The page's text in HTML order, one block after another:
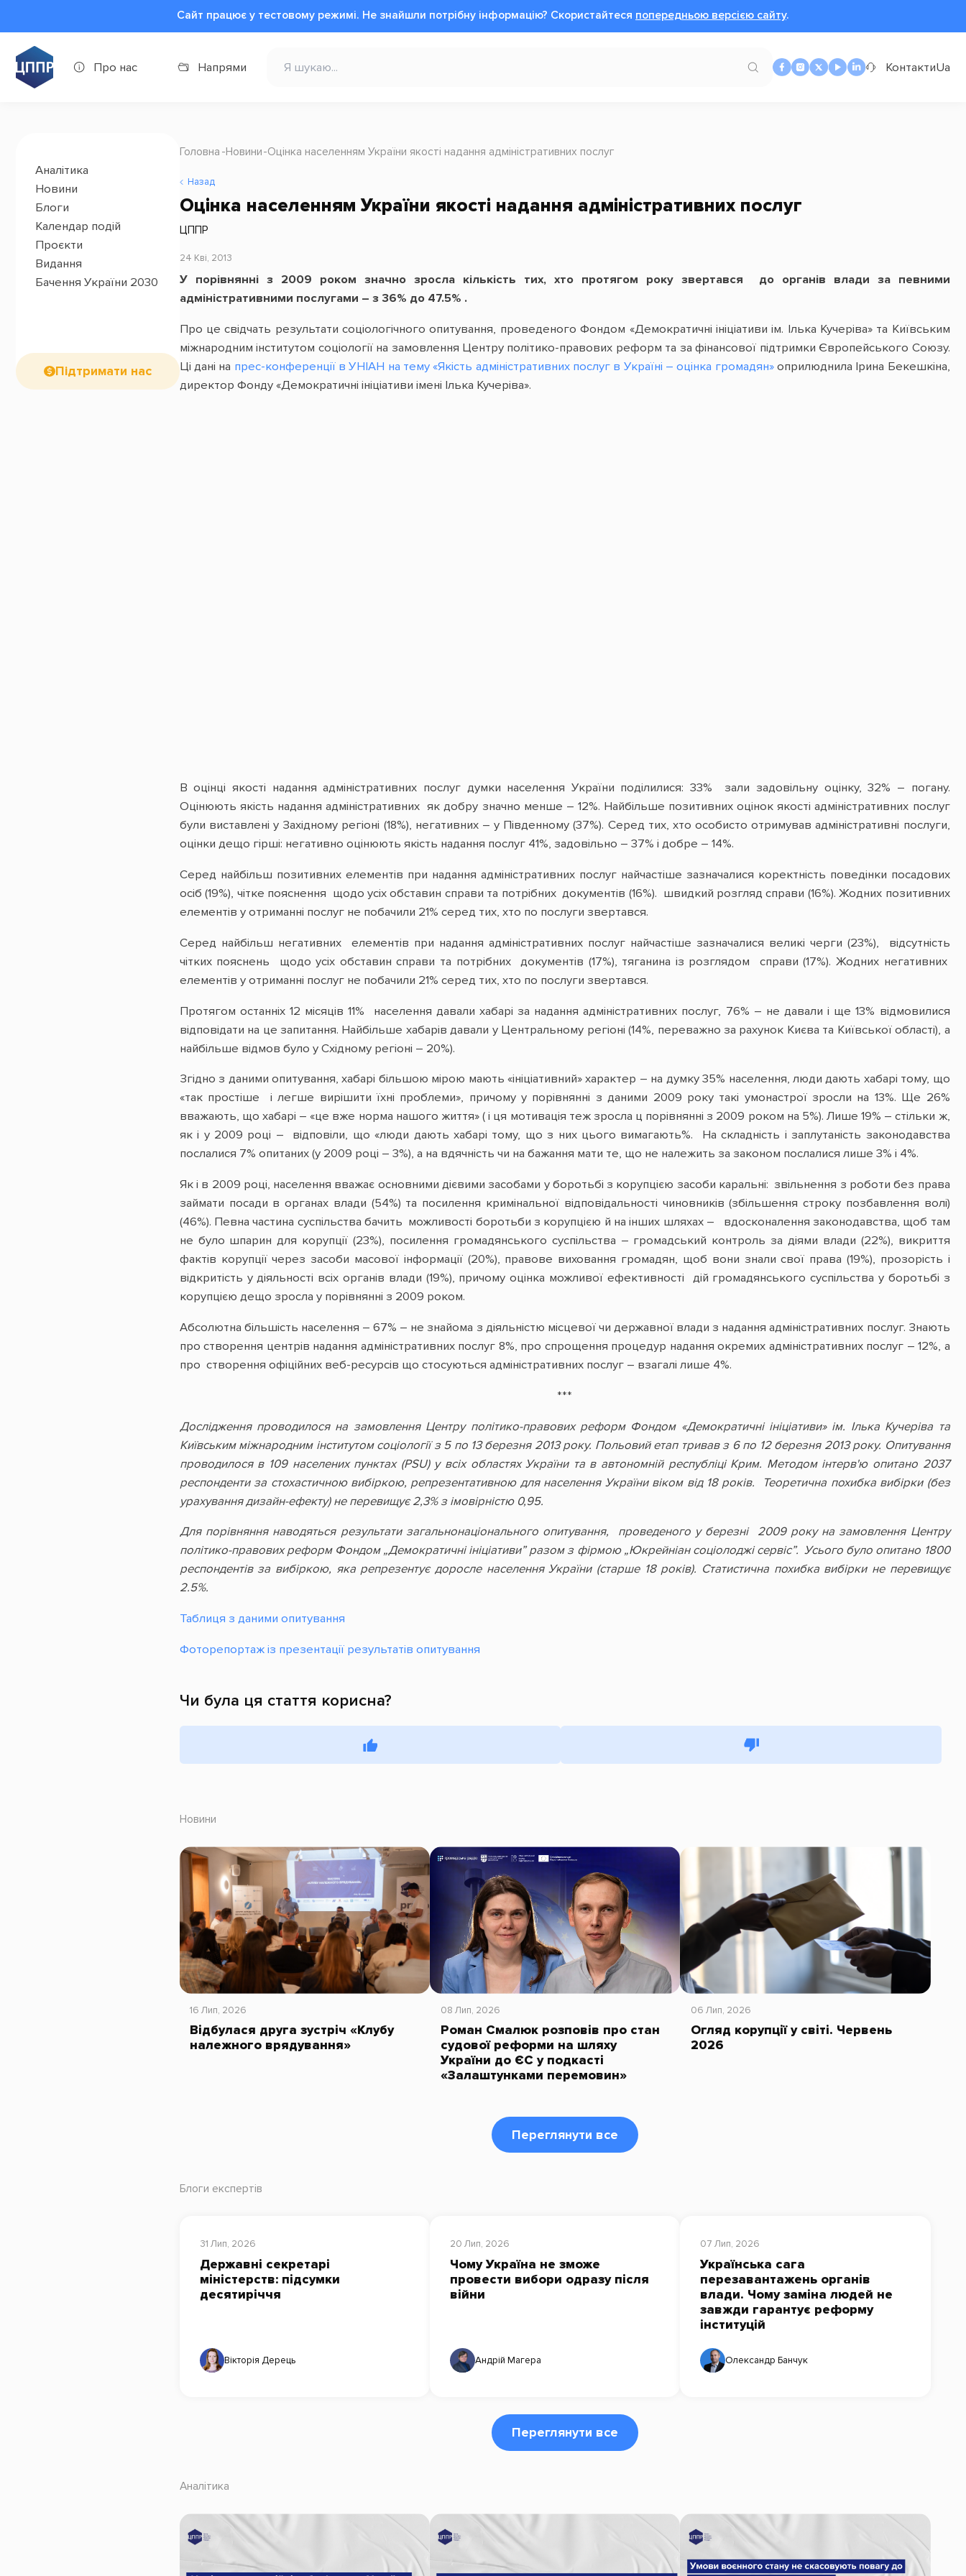
Сайт працює у тестовому режимі. Не знайшли потрібну інформацію? Cкористайтеся попередньою версією сайту.
Про нас Напрями КонтактиUa
Аналітика
Новини
Блоги
Календар подій
Проєкти
Видання
Бачення України 2030
Підтримати нас
Головна Новини Оцінка населенням України якості надання адміністративних послуг
Назад
Оцінка населенням України якості надання адміністративних послуг
ЦППР
24 Кві, 2013
У порівнянні з 2009 роком значно зросла кількість тих, хто протягом року звертався до органів влади за певними
адміністративними послугами – з 36% до 47.5% .
Про це свідчать результати соціологічного опитування, проведеного Фондом «Демократичні ініціативи ім. Ілька Кучеріва» та Київським
міжнародним інститутом соціології на замовлення Центру політико-правових реформ та за фінансової підтримки Європейського Союзу.
Ці дані на прес-конференції в УНІАН на тему «Якість адміністративних послуг в Україні – оцінка громадян» оприлюднила Ірина Бекешкіна,
директор Фонду «Демократичні ініціативи імені Ілька Кучеріва».
В оцінці якості надання адміністративних послуг думки населення України поділилися: 33% зали задовільну оцінку, 32% – погану.
Оцінюють якість надання адміністративних як добру значно менше – 12%. Найбільше позитивних оцінок якості адміністративних послуг
були виставлені у Західному регіоні (18%), негативних – у Південному (37%). Серед тих, хто особисто отримував адміністративні послуги,
оцінки дещо гірші: негативно оцінюють якість надання послуг 41%, задовільно – 37% і добре – 14%.
Серед найбільш позитивних елементів при надання адміністративних послуг найчастіше зазначалися коректність поведінки посадових
осіб (19%), чітке пояснення щодо усіх обставин справи та потрібних документів (16%). швидкий розгляд справи (16%). Жодних позитивних
елементів у отриманні послуг не побачили 21% серед тих, хто по послуги звертався.
Серед найбільш негативних елементів при надання адміністративних послуг найчастіше зазначалися великі черги (23%), відсутність
чітких пояснень щодо усіх обставин справи та потрібних документів (17%), тяганина із розглядом справи (17%). Жодних негативних
елементів у отриманні послуг не побачили 21% серед тих, хто по послуги звертався.
Протягом останніх 12 місяців 11% населення давали хабарі за надання адміністративних послуг, 76% – не давали і ще 13% відмовилися
відповідати на це запитання. Найбільше хабарів давали у Центральному регіоні (14%, переважно за рахунок Києва та Київської області), а
найбільше відмов було у Східному регіоні – 20%).
Згідно з даними опитування, хабарі більшою мірою мають «ініціативний» характер – на думку 35% населення, люди дають хабарі тому, що
«так простіше і легше вирішити їхні проблеми», причому у порівнянні з даними 2009 року такі умонастрої зросли на 13%. Ще 26%
вважають, що хабарі – «це вже норма нашого життя» ( і ця мотивація теж зросла ц порівнянні з 2009 роком на 5%). Лише 19% – стільки ж,
як і у 2009 році – відповіли, що «люди дають хабарі тому, що з них цього вимагають%. На складність і заплутаність законодавства
послалися 7% опитаних (у 2009 році – 3%), а на вдячність чи на бажання мати те, що не належить за законом послалися лише 3% і 4%.
Як і в 2009 році, населення вважає основними дієвими засобами у боротьбі з корупцією засоби каральні: звільнення з роботи без права
займати посади в органах влади (54%) та посилення кримінальної відповідальності чиновників (збільшення строку позбавлення волі)
(46%). Певна частина суспільства бачить можливості боротьби з корупцією й на інших шляхах – вдосконалення законодавства, щоб там
не було шпарин для корупції (23%), посилення громадянського суспільства – громадський контроль за діями влади (22%), викриття
фактів корупції через засоби масової інформації (20%), правове виховання громадян, щоб вони знали свої права (19%), прозорість i
відкритість у діяльності всіх органів влади (19%), причому оцінка можливої ефективності дій громадянського суспільства у боротьбі з
корупцією дещо зросла у порівнянні з 2009 роком.
Абсолютна більшість населення – 67% – не знайома з діяльністю місцевої чи державної влади з надання адміністративних послуг. Знають
про створення центрів надання адміністративних послуг 8%, про спрощення процедур надання окремих адміністративних послуг – 12%, а
про створення офіційних веб-ресурсів що стосуються адміністративних послуг – взагалі лише 4%.
***
Дослідження проводилося на замовлення Центру політико-правових реформ Фондом «Демократичні ініціативи» ім. Ілька Кучеріва та
Київським міжнародним інститутом соціології з 5 по 13 березня 2013 року. Польовий етап тривав з 6 по 12 березня 2013 року. Опитування
проводилося в 109 населених пунктах (PSU) у всіх областях України та в автономній республіці Крим. Методом інтерв'ю опитано 2037
респонденти за стохастичною вибіркою, репрезентативною для населення України віком від 18 років. Теоретична похибка вибірки (без
урахування дизайн-ефекту) не перевищує 2,3% з імовірністю 0,95.
Для порівняння наводяться результати загальнонаціонального опитування, проведеного у березні 2009 року на замовлення Центру
політико-правових реформ Фондом „Демократичні ініціативи” разом з фірмою „Юкрейніан соціолоджі сервіс”. Усього було опитано 1800
респондентів за вибіркою, яка репрезентує доросле населення України (старше 18 років). Статистична похибка вибірки не перевищує
2.5%.
Таблиця з даними опитування
Фоторепортаж із презентації результатів опитування
Чи була ця стаття корисна?
Новини
16 Лип, 2026
Відбулася друга зустріч «Клубу
належного врядування»
08 Лип, 2026
Роман Смалюк розповів про стан
судової реформи на шляху
України до ЄС у подкасті
«Залаштунками перемовин»
06 Лип, 2026
Огляд корупції у світі. Червень
2026
Переглянути все
Блоги експертів
31 Лип, 2026
Державні секретарі
міністерств: підсумки
десятиріччя
Вікторія Дерець
20 Лип, 2026
Чому Україна не зможе
провести вибори одразу після
війни
Андрій Магера
07 Лип, 2026
Українська сага
перезавантажень органів
влади. Чому заміна людей не
завжди гарантує реформу
інституцій
Олександр Банчук
Переглянути все
Аналітика